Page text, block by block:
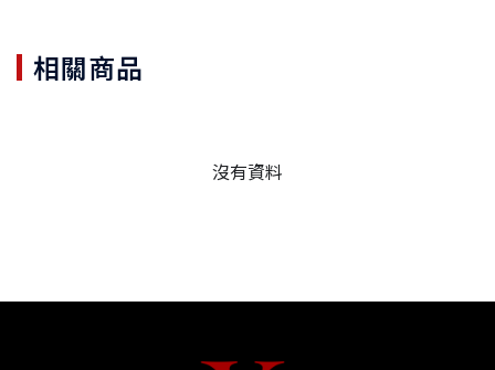
相關商品
沒有資料